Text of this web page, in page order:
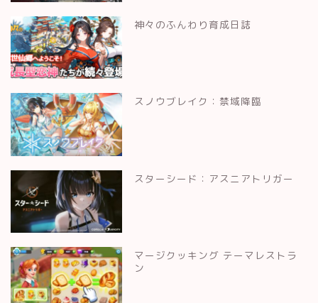
神々のふんわり育成日誌
スノウブレイク：禁域降臨
スターシード：アスニアトリガー
マージクッキング テーマレストラ
ン